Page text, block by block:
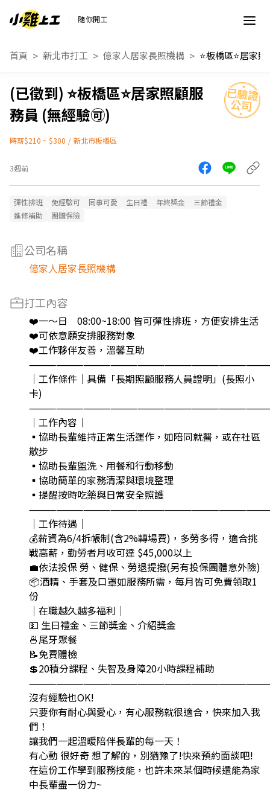
隨你開工
首頁 新北市打工 億家人居家長照機構
⭐板橋區⭐居家照顧服
務員 (無經驗🉑)
時薪$210 ~ $300 / 新北市板橋區
3週前
彈性排班 免經驗可 同事可愛 生日禮 年終獎金
三節禮金
進修補助
團體保險
公司名稱
億家人居家長照機構
打工內容
❤️一～日 08:00~18:00 皆可彈性排班，方便安排生活
❤️可依意願安排服務對象
❤️工作夥伴友善，溫馨互助
｜工作條件｜具備「長期照顧服務人員證明」(長照小
卡)
｜工作內容｜
▪️協助長輩維持正常生活運作，如陪同就醫，或在社區
散步
▪️協助長輩盥洗、用餐和行動移動
▪️協助簡單的家務清潔與環境整理
▪️提醒按時吃藥與日常安全照護
｜工作待遇｜
💰薪資為6/4拆帳制(含2%轉場費)，多勞多得，適合挑
戰高薪，勤勞者月收可達 $45,000以上
💼依法投保 勞、健保、勞退提撥(另有投保團體意外險)
📦酒精、手套及口罩如服務所需，每月皆可免費領取1
份
｜在職越久越多福利｜
💵 生日禮金、三節獎金、介紹獎金
🍜尾牙聚餐
📝免費體檢
💲20積分課程、失智及身障20小時課程補助
沒有經驗也OK!
只要你有耐心與愛心，有心服務就很適合，快來加入我
們！
讓我們一起溫暖陪伴長輩的每一天！
有心動 很好奇 想了解的，別猶豫了!快來預約面談吧!
在這份工作學到服務技能，也許未來某個時候還能為家
中長輩盡一份力~